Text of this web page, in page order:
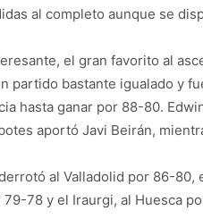
al completo aunque se
el gran favorito al
partido bastante igualado y
hasta ganar por 88-80.
aportó Javi Beirán,
al Valladolid por 86-80,
78 y el Iraurgi, al Huesca